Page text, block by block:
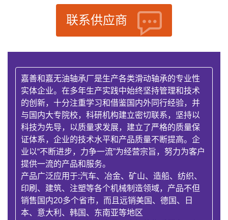
联系供应商
嘉善和嘉无油轴承厂是生产各类滑动轴承的专业性
实体企业。在多年生产实践中始终坚持管理和技术
的创新，十分注重学习和借鉴国内外同行经验，并
与国内大专院校，科研机构建立密切联系，坚持以
科技为先导，以质量求发展，建立了严格的质量保
证体系，企业的技术水平和产品质量不断提高。企
业以“不断进步，力争一流”为经营宗旨，努力为客户
提供一流的产品和服务。
产品广泛应用于:汽车、冶金、矿山、造船、纺织、
印刷、建筑、注塑等各个机械制造领域，产品不但
销售国内20多个省市，而且远销美国、德国、日
本、意大利、韩国、东南亚等地区